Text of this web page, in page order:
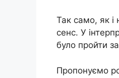
Так само, як і
сенс. У
було пройти
Пропонуємо